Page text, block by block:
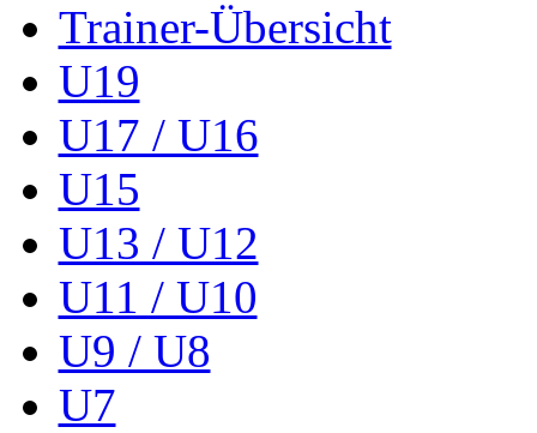
Trainer-Übersicht
U19
U17 / U16
U15
U13 / U12
U11 / U10
U9 / U8
U7